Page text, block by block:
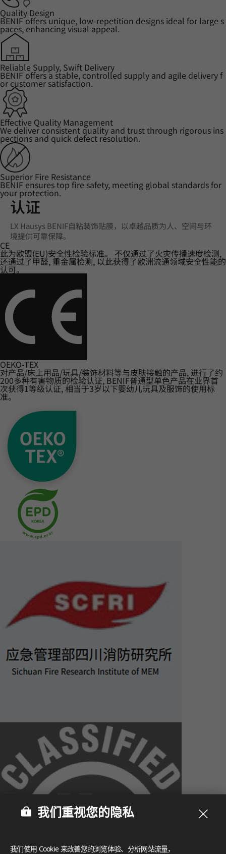
Quality Design
BENIF offers unique, low-repetition designs ideal for large s
paces, enhancing visual appeal.
Reliable Supply, Swift Delivery
BENIF offers a stable, controlled supply and agile delivery f
or customer satisfaction.
Effective Quality Management
We deliver consistent quality and trust through rigorous ins
pections and quick defect resolution.
Superior Fire Resistance
BENIF ensures top fire safety, meeting global standards for
your protection.
认证
LX Hausys BENIF自粘装饰贴膜，以卓越品质为人、空间与环
境提供可靠保障。
CE
此为欧盟(EU)安全性检验标准。 不仅通过了火灾传播速度检测,
还通过了甲醛, 重金属检测, 以此获得了欧洲流通领域安全性能的
认可。
OEKO-TEX
对产品/床上用品/玩具/装饰材料等与皮肤接触的产品, 进行了约
200多种有害物质的检验认证, BENIF普通型单色产品在业界首
次获得1等级认证, 相当于3岁以下婴幼儿玩具及服饰的使用标
准。
我们重视您的隐私
我们使用 Cookie 来改善您的浏览体验、分析网站流量，